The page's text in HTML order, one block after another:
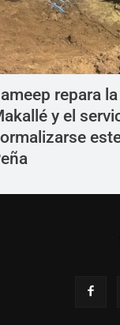
repara
y el